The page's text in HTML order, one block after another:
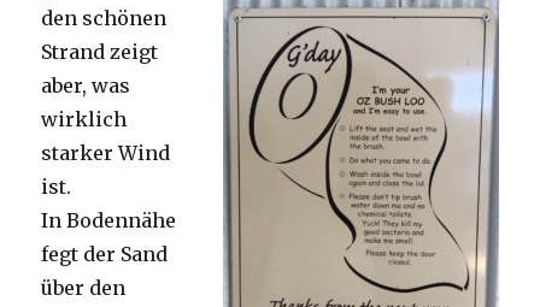
den schönen
Strand zeigt
aber, was
wirklich
starker Wind
ist.
In Bodennähe
fegt der Sand
über den